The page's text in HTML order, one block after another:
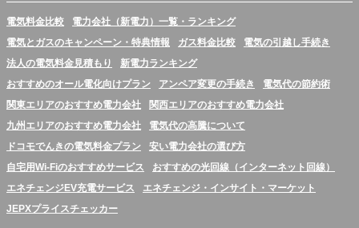
電気料金比較
電力会社（新電力）一覧・ランキング
電気とガスのキャンペーン・特典情報
ガス料金比較
電気の引越し手続き
法人の電気料金見積もり
新電力ランキング
おすすめのオール電化向けプラン
アンペア変更の手続き
電気代の節約術
関東エリアのおすすめ電力会社
関西エリアのおすすめ電力会社
九州エリアのおすすめ電力会社
電気代の高騰について
ドコモでんきの電気料金プラン
安い電力会社の選び方
自宅用Wi-Fiのおすすめサービス
おすすめの光回線（インターネット回線）
エネチェンジEV充電サービス
エネチェンジ・インサイト・マーケット
JEPXプライスチェッカー